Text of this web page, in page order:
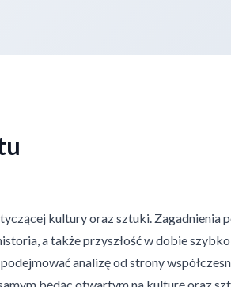
kultury oraz sztuki. Zagadnienia
a także przyszłość w dobie
analizę od strony
będąc otwartym na kulturę oraz